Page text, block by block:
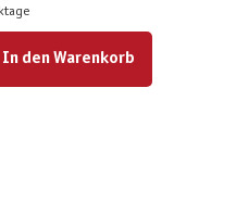
benutze die Schaltflächen um die Anzahl zu
In den Warenkorb